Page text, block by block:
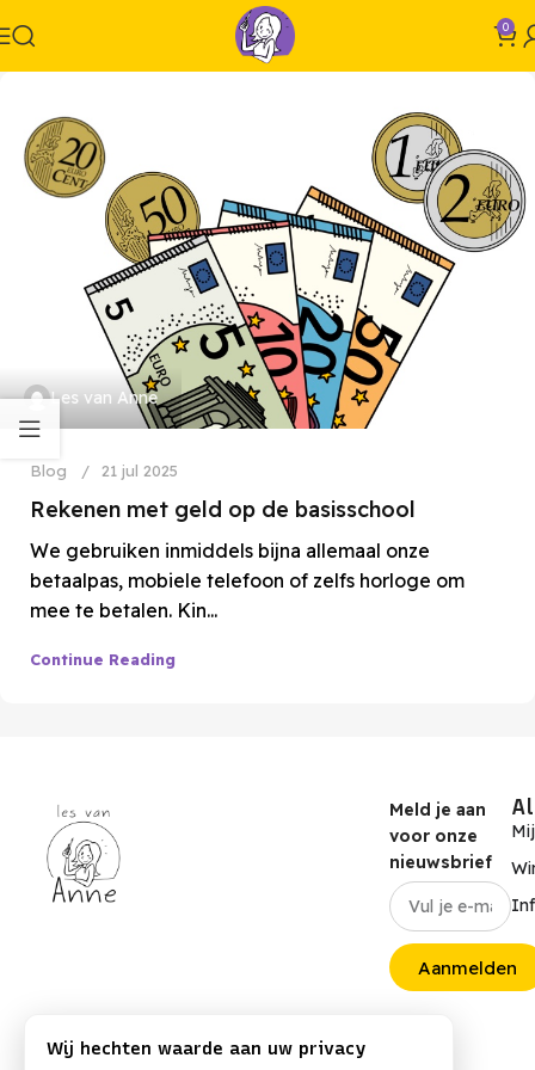
0
Les van Anne
Blog 21 jul 2025
Rekenen met geld op de basisschool
We gebruiken inmiddels bijna allemaal onze
betaalpas, mobiele telefoon of zelfs horloge om
mee te betalen. Kin...
Continue Reading
Meld je aan
voor onze
nieuwsbrief
Aanmelden
Wij hechten waarde aan uw privacy